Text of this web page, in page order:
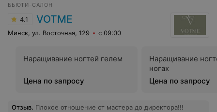
БЬЮТИ-САЛОН
4.1 VOTME
Минск, ул. Восточная, 129 с 09:00
Наращивание ногтей гелем
Цена по запросу
Наращивание
ногах
Цена по запросу
Отзыв. Плохое отношение от мастера до директора!!!